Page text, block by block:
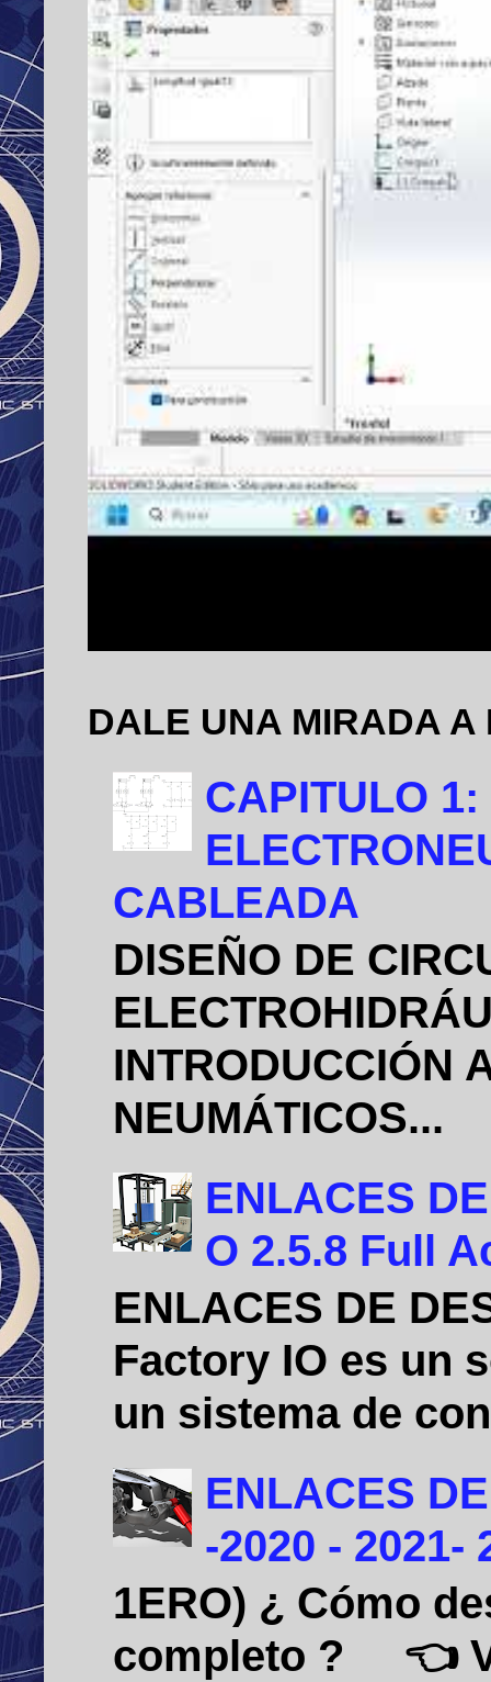
DALE UNA MIRADA
CAPITULO
CABLEADA
DISEÑO DE
INTRODUCCIÓN
NEUMÁTICOS...
ENLACES
O 2.5.8 Full
ENLACES DE
Factory IO es un
un sistema de
ENLACES
-2020 - 2021-
1ERO) ¿ Cómo
completo ? 👈